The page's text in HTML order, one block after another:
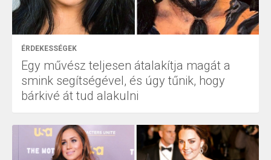
ÉRDEKESSÉGEK
Egy művész teljesen átalakítja magát a
smink segítségével, és úgy tűnik, hogy
bárkivé át tud alakulni